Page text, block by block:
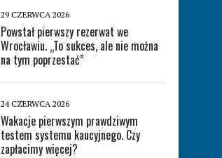
29 CZERWCA 2026
Powstał pierwszy rezerwat we
Wrocławiu. „To sukces, ale nie można
na tym poprzestać”
24 CZERWCA 2026
Wakacje pierwszym prawdziwym
testem systemu kaucyjnego. Czy
zapłacimy więcej?